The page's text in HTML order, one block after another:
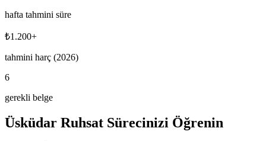
hafta tahmini süre
₺1.200+
tahmini harç (2026)
6
gerekli belge
Üsküdar Ruhsat Sürecinizi Öğrenin